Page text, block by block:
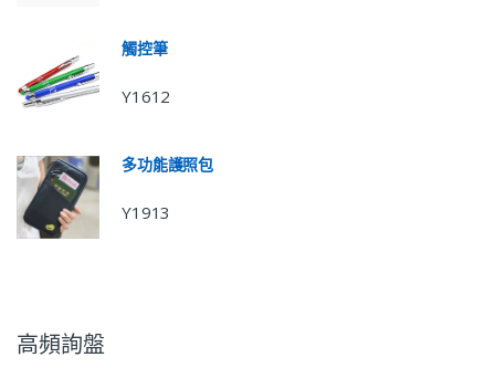
觸控筆
Y1612
多功能護照包
Y1913
高頻詢盤